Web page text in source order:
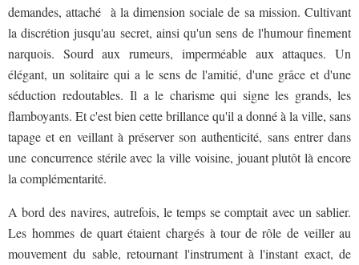
demandes, attaché à la dimension sociale de sa mission. Cultivant
la discrétion jusqu'au secret, ainsi qu'un sens de l'humour finement
narquois. Sourd aux rumeurs, imperméable aux attaques. Un
élégant, un solitaire qui a le sens de l'amitié, d'une grâce et d'une
séduction redoutables. Il a le charisme qui signe les grands, les
flamboyants. Et c'est bien cette brillance qu'il a donné à la ville, sans
tapage et en veillant à préserver son authenticité, sans entrer dans
une concurrence stérile avec la ville voisine, jouant plutôt là encore
la complémentarité.
A bord des navires, autrefois, le temps se comptait avec un sablier.
Les hommes de quart étaient chargés à tour de rôle de veiller au
mouvement du sable, retournant l'instrument à l'instant exact, de